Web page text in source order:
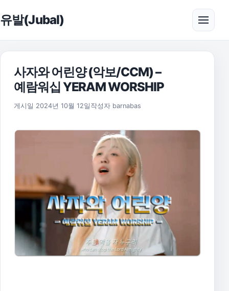
유발(Jubal) 메뉴
사자와 어린양 (악보/CCM) –
예람워십 YERAM WORSHIP
게시일 2024년 10월 12일 2025년 11월 17일
작성자 barnabas